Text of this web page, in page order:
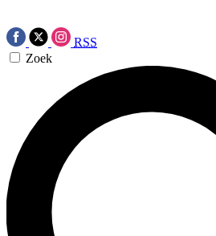
RSS
Zoek